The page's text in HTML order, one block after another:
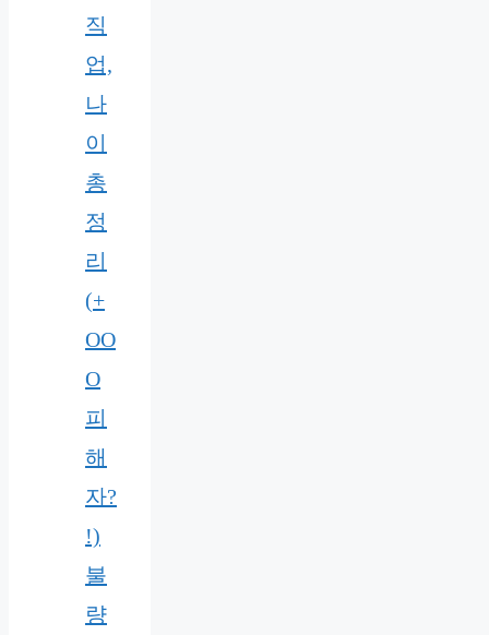
직
업,
나
이
총
정
리
(+
OO
O
피
해
자?
!)
불
량